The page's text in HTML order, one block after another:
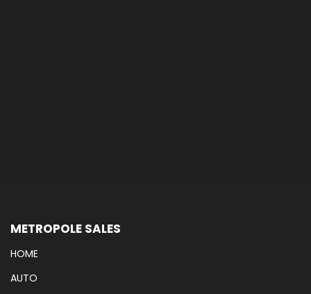
METROPOLE SALES
HOME
AUTO